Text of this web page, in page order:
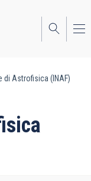
di Astrofisica (INAF)